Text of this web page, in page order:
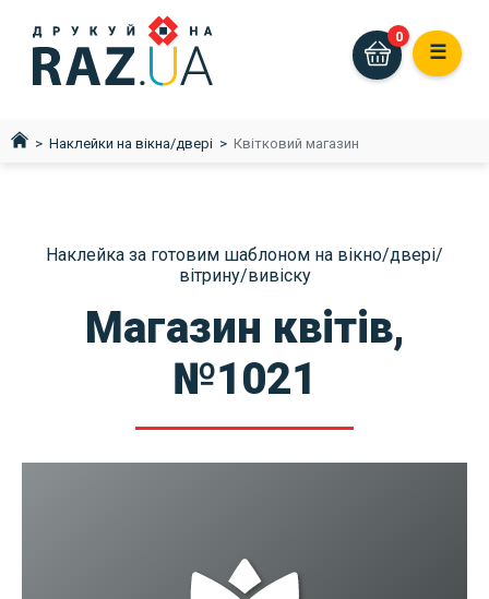
☰
0
Наклейки на вікна/двері Квітковий магазин
Наклейка за готовим шаблоном на вікно/двері/
вітрину/вивіску
Магазин квітів,
№1021